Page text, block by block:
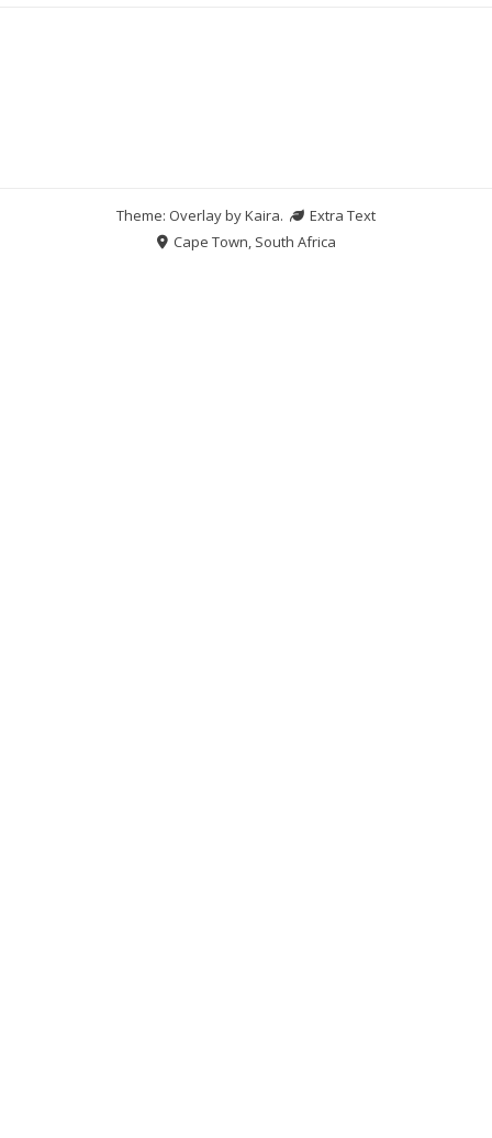
Theme: Overlay byKaira.
Extra Text
Cape Town, South Africa